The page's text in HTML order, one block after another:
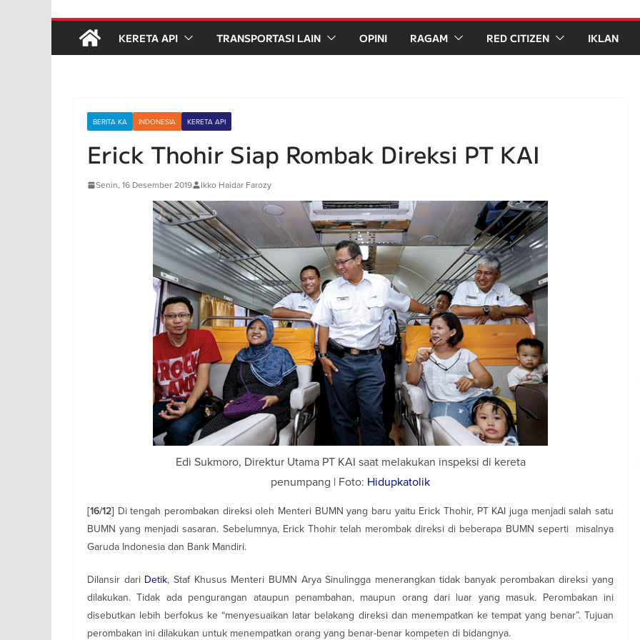
KERETA API TRANSPORTASI LAIN OPINI RAGAM RED CITIZEN IKLAN
BERITA KA INDONESIA KERETA API
Erick Thohir Siap Rombak Direksi PT KAI
Senin, 16 Desember 2019 Ikko Haidar Farozy
Edi Sukmoro, Direktur Utama PT KAI saat melakukan inspeksi di kereta
penumpang | Foto: Hidupkatolik
[16/12] Di tengah perombakan direksi oleh Menteri BUMN yang baru yaitu Erick Thohir, PT KAI juga menjadi salah satu
BUMN yang menjadi sasaran. Sebelumnya, Erick Thohir telah merombak direksi di beberapa BUMN seperti misalnya
Garuda Indonesia dan Bank Mandiri.
Dilansir dari Detik, Staf Khusus Menteri BUMN Arya Sinulingga menerangkan tidak banyak perombakan direksi yang
dilakukan. Tidak ada pengurangan ataupun penambahan, maupun orang dari luar yang masuk. Perombakan ini
disebutkan lebih berfokus ke “menyesuaikan latar belakang direksi dan menempatkan ke tempat yang benar”. Tujuan
perombakan ini dilakukan untuk menempatkan orang yang benar-benar kompeten di bidangnya.